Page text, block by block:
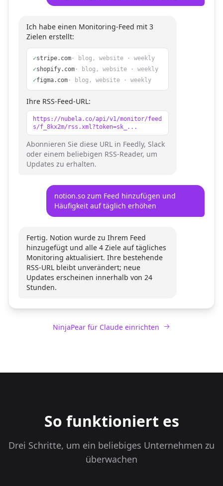
Ich habe einen Monitoring-Feed mit 3
Zielen erstellt:
✓stripe.com · blog, website · weekly
✓shopify.com · blog, website · weekly
✓figma.com · blog, website · weekly
Ihre RSS-Feed-URL:
https://nubela.co/api/v1/monitor/feed
s/f_8kx2m/rss.xml?token=sk_...
Abonnieren Sie diese URL in Feedly, Slack
oder einem beliebigen RSS-Reader, um
Updates zu erhalten.
notion.so zum Feed hinzufügen und
Häufigkeit auf täglich erhöhen
Fertig. Notion wurde zu Ihrem Feed
hinzugefügt und alle 4 Ziele auf tägliches
Monitoring aktualisiert. Ihre bestehende
RSS-URL bleibt unverändert; neue
Updates erscheinen innerhalb von 24
Stunden.
NinjaPear für Claude einrichten
So funktioniert es
Drei Schritte, um ein beliebiges Unternehmen zu
überwachen